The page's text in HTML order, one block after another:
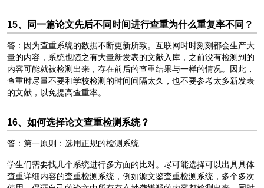
15、同一篇论文先后不同时间进行查重为什么重复率不同？
答：因为查重系统的数据不断更新所致。互联网时时刻刻都会生产大
量的内容，系统也随之有大量新发表的文献入库，之前没有检测到的
内容可能就被检测出来，存在前后的查重结果与一样的情况。因此，
查重时尽量不要和学校检测的时间间隔太久，也不要参考太多新发表
的文献，以免提高查重率。
16、如何选择论文查重检测系统？
答：第一原则：选用正规的检测系统
学生们需要找几个系统进行多方面的比对。尽可能选择可以出具具体
查重详细内容的查重检测系统，例如源文鉴查重检测系统，多个多次